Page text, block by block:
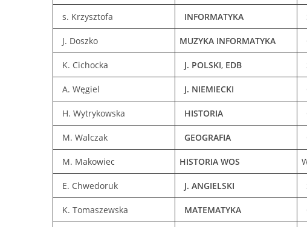
s. Krzysztofa INFORMATYKA
J. Doszko MUZYKA INFORMATYKA
K. Cichocka J. POLSKI, EDB
A. Węgiel J. NIEMIECKI
H. Wytrykowska HISTORIA
M. Walczak GEOGRAFIA
M. Makowiec HISTORIA WOS
E. Chwedoruk J. ANGIELSKI
K. Tomaszewska MATEMATYKA